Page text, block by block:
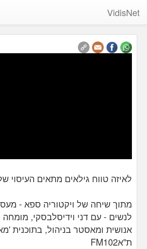
VidisNet
לאיזה טווח גילאים מתאים העיסוי
מתוך שיחה של ויקטוריה ספא -
לנשים - עם דני וידיסלבסקי,
אנושית ומאסטר בניהול, בתוכנית
ת"אFM102